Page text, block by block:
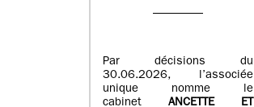
Par décisions du
30.06.2026, l’associée
unique nomme le
cabinet ANCETTE ET